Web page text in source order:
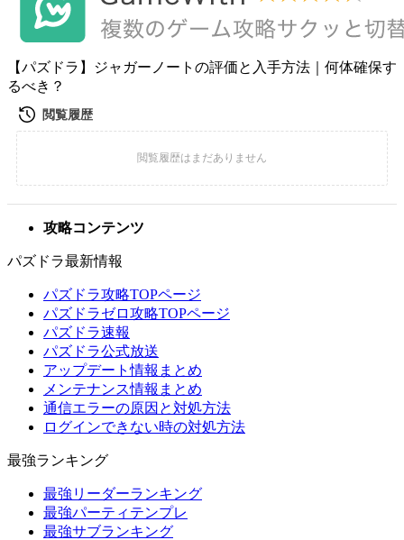
【パズドラ】ジャガーノートの評価と入手方法｜何体確保す
るべき？
攻略コンテンツ
パズドラ最新情報
パズドラ攻略TOPページ
パズドラゼロ攻略TOPページ
パズドラ速報
パズドラ公式放送
アップデート情報まとめ
メンテナンス情報まとめ
通信エラーの原因と対処方法
ログインできない時の対処方法
最強ランキング
最強リーダーランキング
最強パーティテンプレ
最強サブランキング